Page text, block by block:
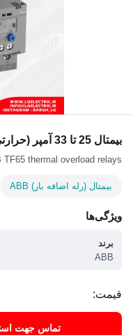
بیمتال 25 تا 33 آمپر (حرارتی) ABB TF65-33
TF65 thermal overload relays
بیمتال (رله اضافه بار) ABB
ویژگی‌ها
برند
ABB
قیمت:
تماس جهت